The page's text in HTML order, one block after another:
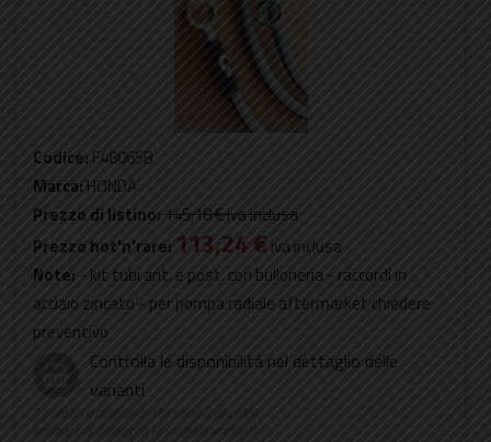
Codice: F48065B
Marca: HONDA
Prezzo di listino: 145,18 €iva inclusa
Prezzo hot'n'rare: 113,24 € iva inclusa
Note: - kit tubi ant. e post. con bulloneria - raccordi in
acciaio zincato - per pompa radiale aftermarket chiedere
preventivo
Controlla le disponibilità nel dettaglio delle
varianti
* prezzo e disponibilità sono indicativi,
vedere nel dettaglio le singole varianti